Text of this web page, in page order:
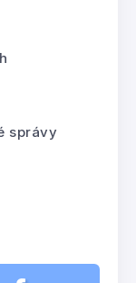
správy